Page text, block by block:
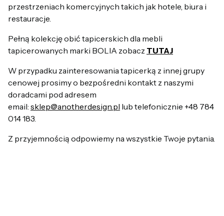
przestrzeniach komercyjnych takich jak hotele, biura i
restauracje.
Pełną kolekcję obić tapicerskich dla mebli
tapicerowanych marki BOLIA zobacz TUTAJ
W przypadku zainteresowania tapicerką z innej grupy
cenowej prosimy o bezpośredni kontakt z naszymi
doradcami pod adresem
email: sklep@anotherdesign.pl lub telefonicznie +48 784
014 183.
Z przyjemnością odpowiemy na wszystkie Twoje pytania.